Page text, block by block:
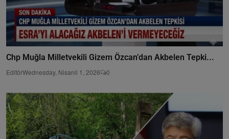
Chp Muğla Milletvekili Gizem Özcan’dan Akbelen Tepki...
EditörWednesday, Nisanil 1, 2026 0